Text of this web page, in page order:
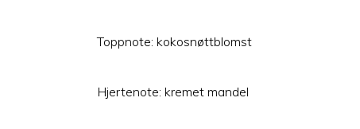
Toppnote: kokosnøttblomst
Hjertenote: kremet mandel